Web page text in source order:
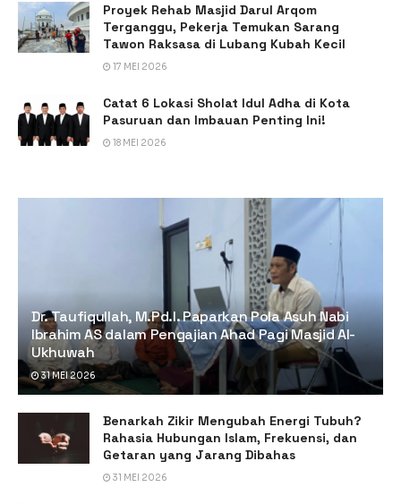
Proyek Rehab Masjid Darul Arqom
Terganggu, Pekerja Temukan Sarang
Tawon Raksasa di Lubang Kubah Kecil
17 MEI 2026
Catat 6 Lokasi Sholat Idul Adha di Kota
Pasuruan dan Imbauan Penting Ini!
18 MEI 2026
Dr. Taufiqullah, M.Pd.I. Paparkan Pola Asuh Nabi
Ibrahim AS dalam Pengajian Ahad Pagi Masjid Al-
Ukhuwah
31 MEI 2026
Benarkah Zikir Mengubah Energi Tubuh?
Rahasia Hubungan Islam, Frekuensi, dan
Getaran yang Jarang Dibahas
31 MEI 2026